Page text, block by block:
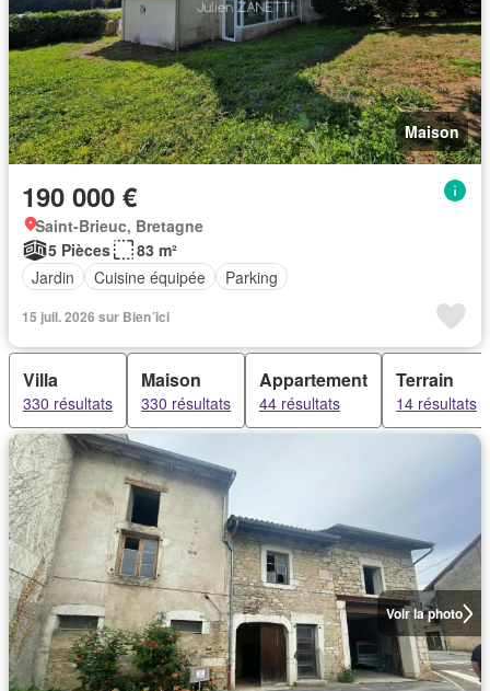
Maison
190 000 €
Saint-Brieuc, Bretagne
5 Pièces
83 m²
Jardin
Cuisine équipée Parking
15 juil. 2026 sur Bien´ici
Villa
330 résultats
Maison
330 résultats
Appartement
44 résultats
Terrain
14 résultats
Voir la photo